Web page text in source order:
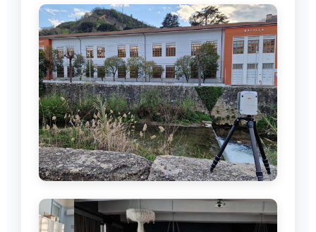
Attività di rilevamento laser scanning
Setup e calibrazione strumentazione